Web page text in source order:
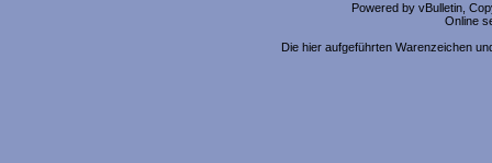
Powered by vBulletin,
Online
Die hier aufgeführten Warenzeichen